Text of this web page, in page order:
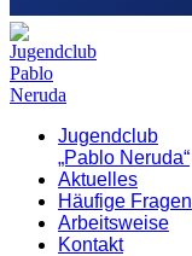
Jugendclub
„Pablo Neruda“
Aktuelles
Häufige Fragen
Arbeitsweise
Kontakt